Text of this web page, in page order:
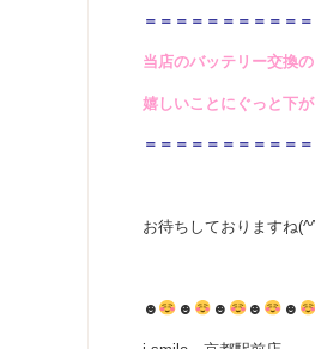
＝＝＝＝＝＝＝＝＝＝
当店のバッテリー交換
嬉しいことにぐっと下
＝＝＝＝＝＝＝＝＝＝
お待ちしておりますね
☻ ☻ ☻ ☻ ☻